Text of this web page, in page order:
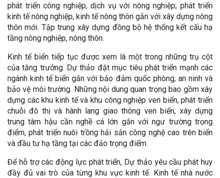
phát triển công nghiệp, dịch vụ với nông nghiệp; phát triển
kinh tế nông nghiệp, kinh tế nông thôn gắn với xây dựng nông
thôn mới. Tập trung xây dựng đồng bộ hệ thống kết cấu hạ
tầng nông nghiệp, nông thôn.
Kinh tế biển tiếp tục được xem là một trong những trụ cột
của tăng trưởng. Dự thảo đặt mục tiêu phát triển mạnh các
ngành kinh tế biển gắn với bảo đảm quốc phòng, an ninh và
bảo vệ môi trường. Những nội dung quan trọng bao gồm xây
dựng các khu kinh tế và khu công nghiệp ven biển, phát triển
chuỗi đô thị và hành lang giao thông ven biển, xây dựng
trung tâm hậu cần nghề cá lớn gắn với ngư trường trọng
điểm, phát triển nuôi trồng hải sản công nghệ cao trên biển
và đầu tư hạ tầng tại các đảo trọng điểm.
Để hỗ trợ các động lực phát triển, Dự thảo yêu cầu phát huy
đầy đủ vai trò của từng khu vực kinh tế. Kinh tế nhà nước